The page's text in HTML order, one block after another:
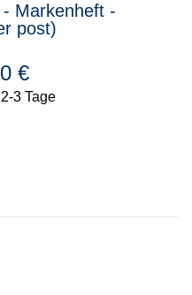
Markenheft -
post)
€
2-3 Tage